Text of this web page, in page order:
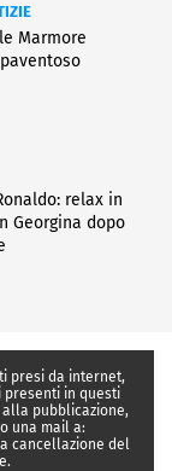
Marmore
relax in
Georgina dopo
presi da internet,
presenti in questi
pubblicazione,
una mail a:
cancellazione del